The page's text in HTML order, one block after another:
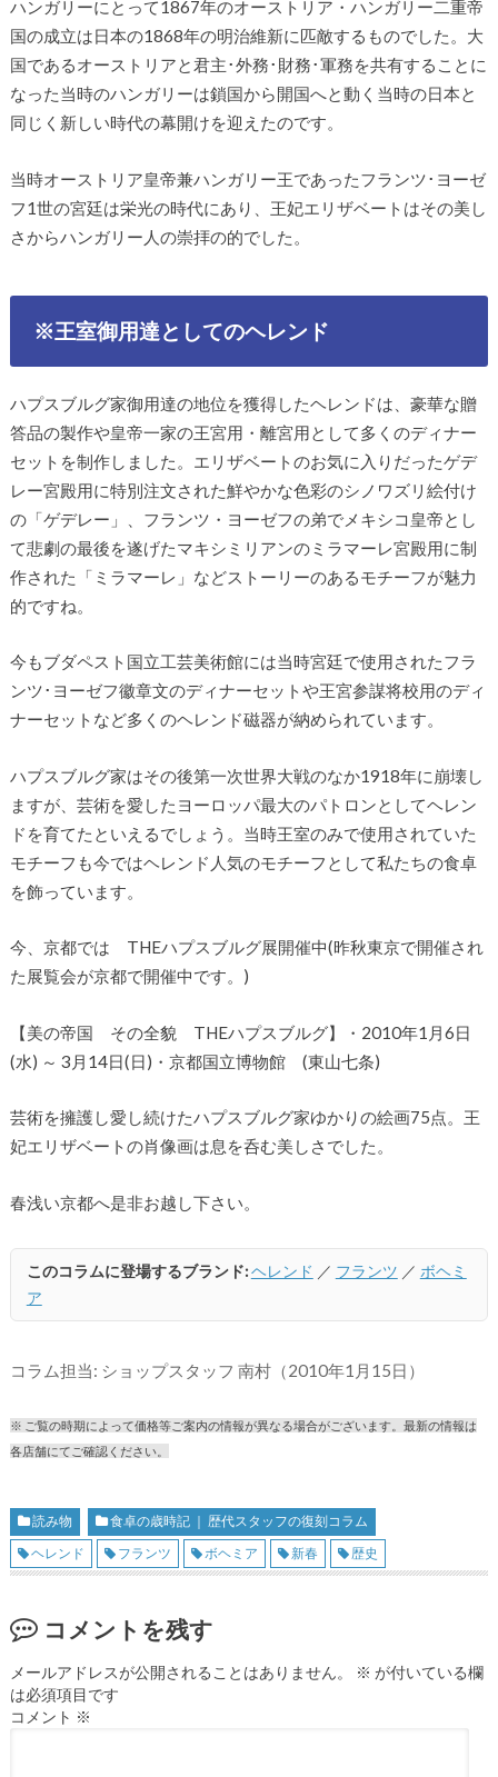
ハンガリーにとって1867年のオーストリア・ハンガリー二重帝
国の成立は日本の1868年の明治維新に匹敵するものでした。大
国であるオーストリアと君主･外務･財務･軍務を共有することに
なった当時のハンガリーは鎖国から開国へと動く当時の日本と
同じく新しい時代の幕開けを迎えたのです。
当時オーストリア皇帝兼ハンガリー王であったフランツ･ヨーゼ
フ1世の宮廷は栄光の時代にあり、王妃エリザベートはその美し
さからハンガリー人の崇拝の的でした。
※王室御用達としてのヘレンド
ハプスブルグ家御用達の地位を獲得したヘレンドは、豪華な贈
答品の製作や皇帝一家の王宮用・離宮用として多くのディナー
セットを制作しました。エリザベートのお気に入りだったゲデ
レー宮殿用に特別注文された鮮やかな色彩のシノワズリ絵付け
の「ゲデレー」、フランツ・ヨーゼフの弟でメキシコ皇帝とし
て悲劇の最後を遂げたマキシミリアンのミラマーレ宮殿用に制
作された「ミラマーレ」などストーリーのあるモチーフが魅力
的ですね。
今もブダペスト国立工芸美術館には当時宮廷で使用されたフラ
ンツ･ヨーゼフ徽章文のディナーセットや王宮参謀将校用のディ
ナーセットなど多くのヘレンド磁器が納められています。
ハプスブルグ家はその後第一次世界大戦のなか1918年に崩壊し
ますが、芸術を愛したヨーロッパ最大のパトロンとしてヘレン
ドを育てたといえるでしょう。当時王室のみで使用されていた
モチーフも今ではヘレンド人気のモチーフとして私たちの食卓
を飾っています。
今、京都では THEハプスブルグ展開催中(昨秋東京で開催され
た展覧会が京都で開催中です。)
【美の帝国 その全貌 THEハプスブルグ】・2010年1月6日
(水) ～ 3月14日(日)・京都国立博物館 (東山七条)
芸術を擁護し愛し続けたハプスブルグ家ゆかりの絵画75点。王
妃エリザベートの肖像画は息を呑む美しさでした。
春浅い京都へ是非お越し下さい。
このコラムに登場するブランド:ヘレンド ／ フランツ ／ ボヘミ
ア
コラム担当: ショップスタッフ 南村（2010年1月15日）
※ ご覧の時期によって価格等ご案内の情報が異なる場合がございます。最新の情報は
各店舗にてご確認ください。
読み物
食卓の歳時記 ｜ 歴代スタッフの復刻コラム
ヘレンド
フランツ ボヘミア 新春 歴史
コメントを残す
メールアドレスが公開されることはありません。 ※ が付いている欄
は必須項目です
コメント ※